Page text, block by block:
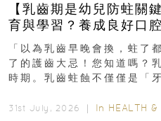
【乳齒期是幼兒防蛀關
育與學習？養成良好口腔習慣， 舒
瑯質 兒童牙膏防護指南
「以為乳齒早晚會換，蛀了
了的護齒大忌！您知道嗎？
時期。乳齒蛀蝕不僅僅是「
31st July, 2026 ｜ In HEALTH &